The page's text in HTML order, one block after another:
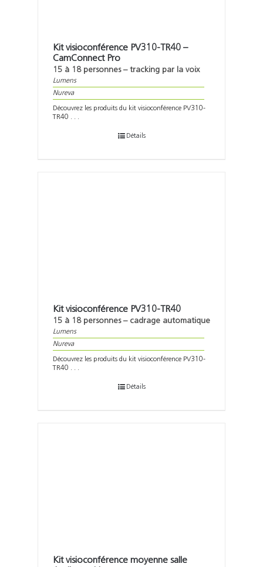
Kit visioconférence PV310-TR40 –
CamConnect Pro
15 à 18 personnes – tracking par la voix
Lumens
Nureva
Découvrez les produits du kit visioconférence PV310-
TR40 . . .
Détails
Kit visioconférence PV310-TR40
15 à 18 personnes – cadrage automatique
Lumens
Nureva
Découvrez les produits du kit visioconférence PV310-
TR40 . . .
Détails
Kit visioconférence moyenne salle